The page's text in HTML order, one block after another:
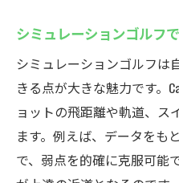
シミュレーションゴルフ
シミュレーションゴルフは
きる点が大きな魅力です。
ョットの飛距離や軌道、ス
ます。例えば、データをも
で、弱点を的確に克服可能